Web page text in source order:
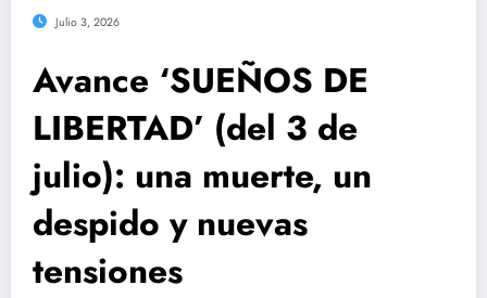
Julio 3, 2026
Avance ‘SUEÑOS DE
LIBERTAD’ (del 3 de
julio): una muerte, un
despido y nuevas
tensiones